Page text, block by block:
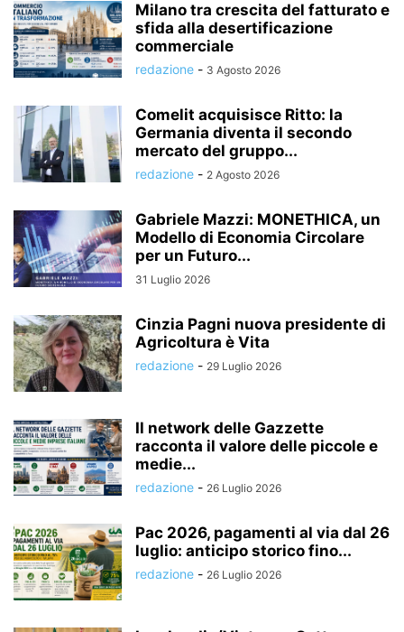
Milano tra crescita del fatturato e
sfida alla desertificazione
commerciale
redazione - 3 Agosto 2026
Comelit acquisisce Ritto: la
Germania diventa il secondo
mercato del gruppo...
redazione - 2 Agosto 2026
Gabriele Mazzi: MONETHICA, un
Modello di Economia Circolare
per un Futuro...
31 Luglio 2026
Cinzia Pagni nuova presidente di
Agricoltura è Vita
redazione - 29 Luglio 2026
Il network delle Gazzette
racconta il valore delle piccole e
medie...
redazione - 26 Luglio 2026
Pac 2026, pagamenti al via dal 26
luglio: anticipo storico fino...
redazione - 26 Luglio 2026